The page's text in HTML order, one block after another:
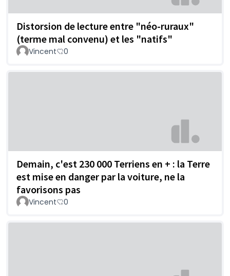
Distorsion de lecture entre "néo-ruraux"
(terme mal convenu) et les "natifs"
Vincent 0
Demain, c'est 230 000 Terriens en + : la Terre
est mise en danger par la voiture, ne la
favorisons pas
Vincent 0